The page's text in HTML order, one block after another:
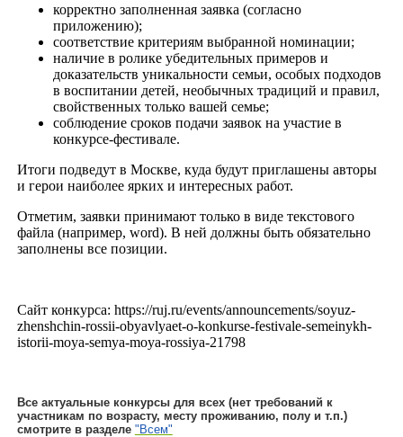
корректно заполненная заявка (согласно
приложению);
соответствие критериям выбранной номинации;
наличие в ролике убедительных примеров и
доказательств уникальности семьи, особых подходов
в воспитании детей, необычных традиций и правил,
свойственных только вашей семье;
соблюдение сроков подачи заявок на участие в
конкурсе-фестивале.
Итоги подведут в Москве, куда будут приглашены авторы
и герои наиболее ярких и интересных работ.
Отметим, заявки принимают только в виде текстового
файла (например, word). В ней должны быть обязательно
заполнены все позиции.
Сайт конкурса: https://ruj.ru/events/announcements/soyuz-
zhenshchin-rossii-obyavlyaet-o-konkurse-festivale-semeinykh-
istorii-moya-semya-moya-rossiya-21798
Все актуальные конкурсы для всех (нет требований к
участникам по возрасту, месту проживанию, полу и т.п.)
смотрите в разделе "Всем"